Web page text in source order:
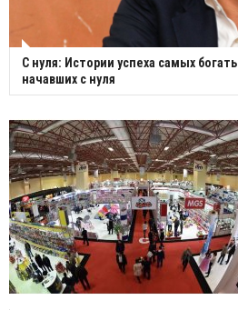
С нуля: Истории успеха самых
начавших с нуля